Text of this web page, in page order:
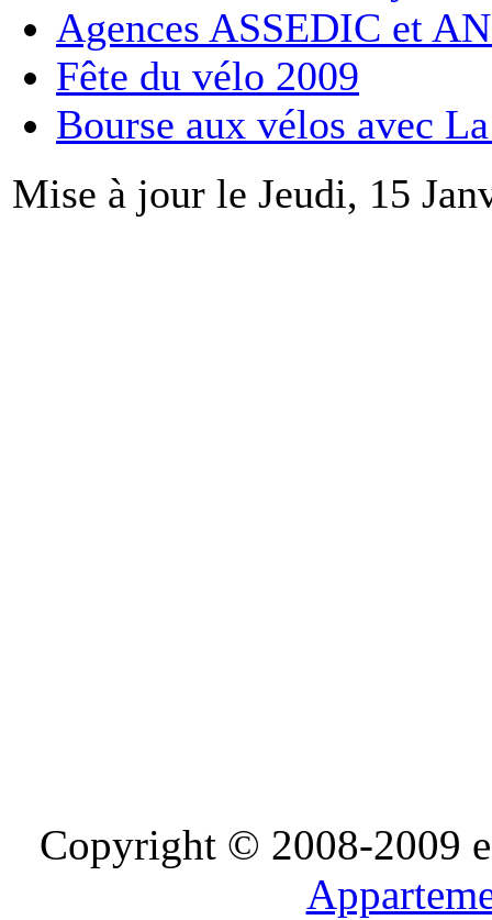
Agences ASSEDIC et
Fête du vélo 2009
Bourse aux vélos avec
Mise à jour le Jeudi, 15
Copyright © 2008-2009